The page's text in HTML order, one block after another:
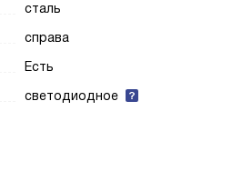
сталь
справа
Есть
светодиодное